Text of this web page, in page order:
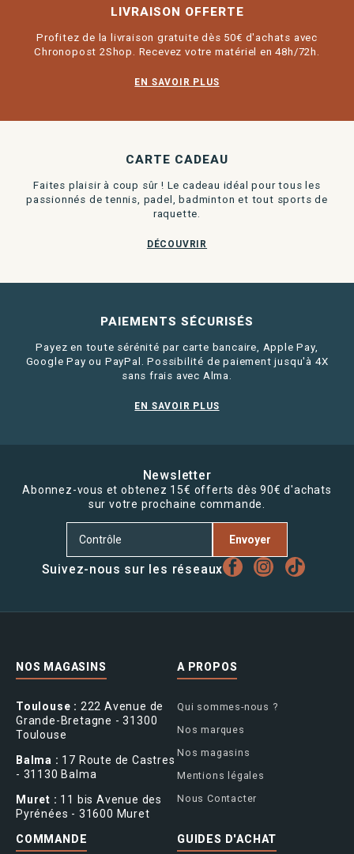
LIVRAISON OFFERTE
Profitez de la livraison gratuite dès 50€ d'achats avec
Chronopost 2Shop. Recevez votre matériel en 48h/72h.
EN SAVOIR PLUS
CARTE CADEAU
Faites plaisir à coup sûr ! Le cadeau idéal pour tous les
passionnés de tennis, padel, badminton et tout sports de
raquette.
DÉCOUVRIR
PAIEMENTS SÉCURISÉS
Payez en toute sérénité par carte bancaire, Apple Pay,
Google Pay ou PayPal. Possibilité de paiement jusqu'à 4X
sans frais avec Alma.
EN SAVOIR PLUS
Newsletter
Abonnez-vous et obtenez 15€ offerts dès 90€ d'achats
sur votre prochaine commande.
Envoyer
Suivez-nous sur les réseaux
NOS MAGASINS
Toulouse : 222 Avenue de
Grande-Bretagne - 31300
Toulouse
Balma : 17 Route de Castres
- 31130 Balma
Muret : 11 bis Avenue des
Pyrénées - 31600 Muret
A PROPOS
Qui sommes-nous ?
Nos marques
Nos magasins
Mentions légales
Nous Contacter
COMMANDE GUIDES D'ACHAT